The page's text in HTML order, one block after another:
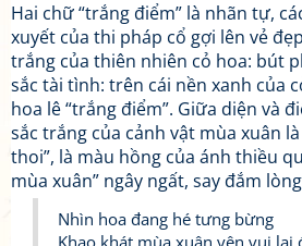
Hai chữ “trắng điểm” là nhãn tự,
xuyết của thi pháp cổ gợi lên vẻ
trắng của thiên nhiên cỏ hoa: bút
sắc tài tình: trên cái nền xanh của
hoa lê “trắng điểm”. Giữa diện và
sắc trắng của cảnh vật mùa xuân
thoi”, là màu hồng của ánh thiều
mùa xuân” ngây ngất, say đắm
Nhìn hoa đang hé tưng bừng
Khao khát mùa xuân yên vui lại